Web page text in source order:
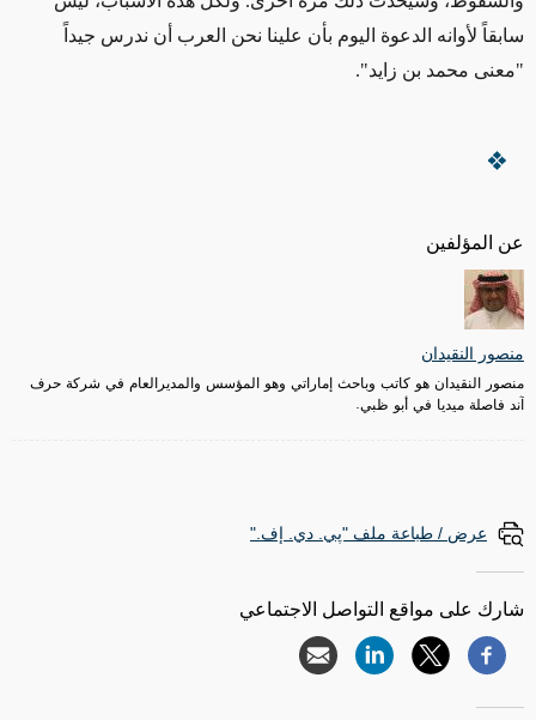
عن المؤلفين
منصور النقيدان
منصور النقيدان هو كاتب وباحث إماراتي وهو المؤسس والمديرالعام في شركة حرف
آند فاصلة ميديا في أبو ظبي.
سابقاً لأوانه الدعوة اليوم بأن علينا نحن العرب أن ندرس جيداً
"معنى محمد بن زايد".
عرض / طباعة ملف "پي. دي. إف."
شارك على مواقع التواصل الاجتماعي